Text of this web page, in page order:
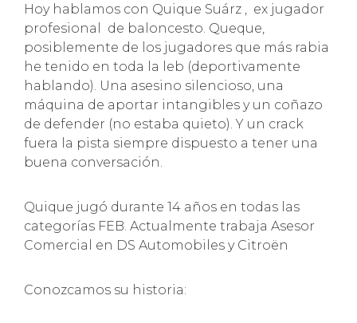
Hoy hablamos con Quique Suárz , ex jugador
profesional de baloncesto. Queque,
posiblemente de los jugadores que más rabia
he tenido en toda la leb (deportivamente
hablando). Una asesino silencioso, una
máquina de aportar intangibles y un coñazo
de defender (no estaba quieto). Y un crack
fuera la pista siempre dispuesto a tener una
buena conversación.
Quique jugó durante 14 años en todas las
categorías FEB. Actualmente trabaja Asesor
Comercial en DS Automobiles y Citroën
Conozcamos su historia: